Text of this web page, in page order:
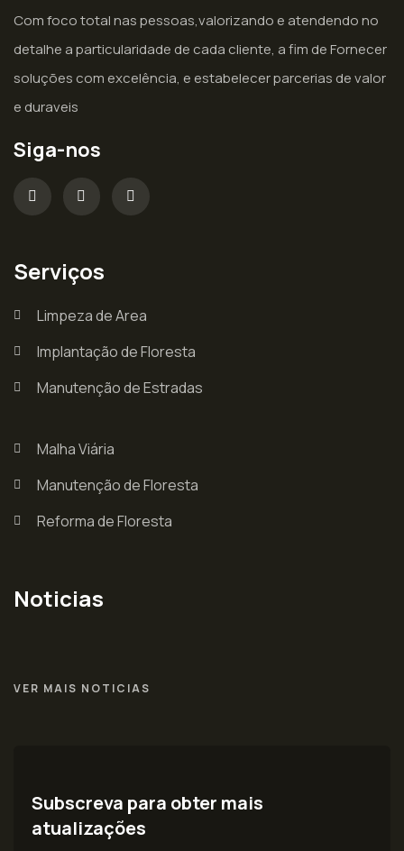
Com foco total nas pessoas,valorizando e atendendo no
detalhe a particularidade de cada cliente, a fim de Fornecer
soluções com excelência, e estabelecer parcerias de valor
e duraveis
Siga-nos
Serviços
Limpeza de Area
Implantação de Floresta
Manutenção de Estradas
Malha Viária
Manutenção de Floresta
Reforma de Floresta
Noticias
VER MAIS NOTICIAS
Subscreva para obter mais
atualizações